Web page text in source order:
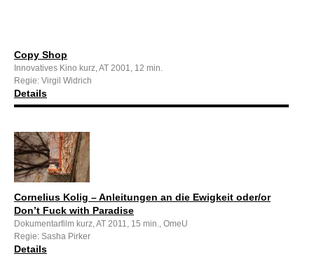
Copy Shop
Innovatives Kino kurz, AT 2001, 12 min.
Regie: Virgil Widrich
Details
Cornelius Kolig – Anleitungen an die Ewigkeit oder/or
Don’t Fuck with Paradise
Dokumentarfilm kurz, AT 2011, 15 min., OmeU
Regie: Sasha Pirker
Details